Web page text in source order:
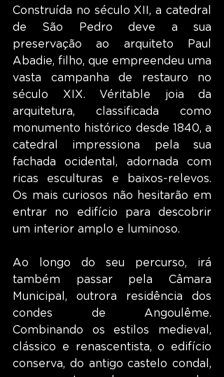
Construída no século XII, a catedral
de São Pedro deve a sua
preservação ao arquiteto Paul
Abadie, filho, que empreendeu uma
vasta campanha de restauro no
século XIX. Véritable joia da
arquitetura, classificada como
monumento histórico desde 1840, a
catedral impressiona pela sua
fachada ocidental, adornada com
ricas esculturas e baixos-relevos.
Os mais curiosos não hesitarão em
entrar no edifício para descobrir
um interior amplo e luminoso.
Ao longo do seu percurso, irá
também passar pela Câmara
Municipal, outrora residência dos
condes de Angoulême.
Combinando os estilos medieval,
clássico e renascentista, o edifício
conserva, do antigo castelo condal,